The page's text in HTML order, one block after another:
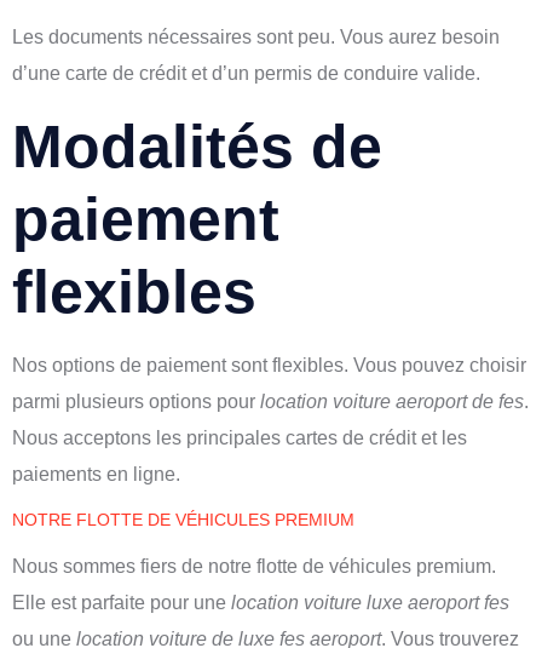
Les documents nécessaires sont peu. Vous aurez besoin
d’une carte de crédit et d’un permis de conduire valide.
Modalités de
paiement
flexibles
Nos options de paiement sont flexibles. Vous pouvez choisir
parmi plusieurs options pour location voiture aeroport de fes.
Nous acceptons les principales cartes de crédit et les
paiements en ligne.
NOTRE FLOTTE DE VÉHICULES PREMIUM
Nous sommes fiers de notre flotte de véhicules premium.
Elle est parfaite pour une location voiture luxe aeroport fes
ou une location voiture de luxe fes aeroport. Vous trouverez